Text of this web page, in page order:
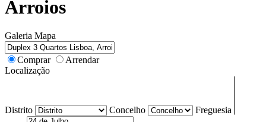
Arroios
Galeria Mapa
Comprar
Arrendar
Localização
Distrito Concelho Freguesia